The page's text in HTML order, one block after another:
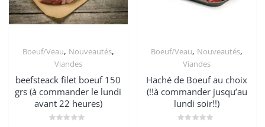
Boeuf/Veau, Nouveautés,
Viandes
beefsteack filet boeuf 150
grs (à commander le lundi
avant 22 heures)
Boeuf/Veau, Nouveautés,
Viandes
Haché de Boeuf au choix
(!!à commander jusqu’au
lundi soir!!)